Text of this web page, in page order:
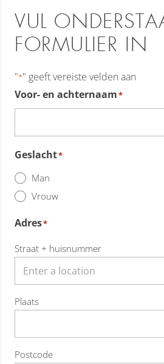
VUL
FORMULIER IN
"*" geeft vereiste velden aan
Voor- en achternaam*
Geslacht*
Man
Vrouw
Adres*
Straat + huisnummer
Plaats
Postcode